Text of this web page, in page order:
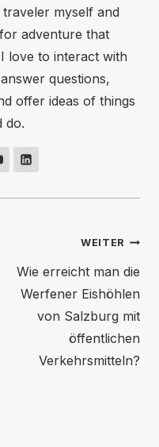
myself and
adventure that
love to interact with
questions,
offer ideas of things
do.
WEITER
Wie erreicht man die
Werfener Eishöhlen
von Salzburg mit
öffentlichen
Verkehrsmitteln?